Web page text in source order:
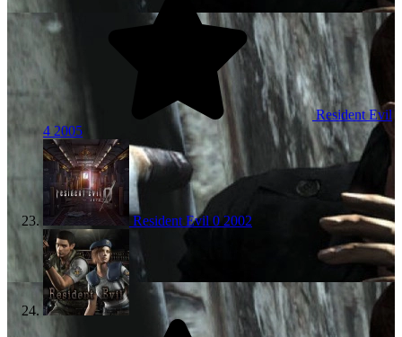
Resident Evil
4 2005
Resident Evil 0 2002